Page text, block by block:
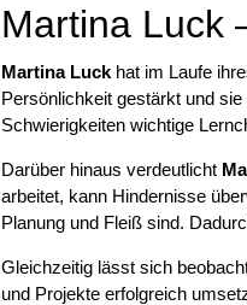
Martina Luck
Martina Luck hat im Laufe
Persönlichkeit gestärkt und
Schwierigkeiten wichtige
Darüber hinaus verdeutlicht
arbeitet, kann Hindernisse
Planung und Fleiß sind.
Gleichzeitig lässt sich
und Projekte erfolgreich